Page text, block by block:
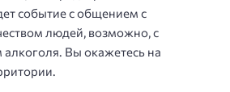
событие с общением с
людей, возможно, с
Вы окажетесь на